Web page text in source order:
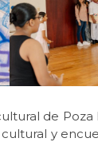
de Poza
cultural y